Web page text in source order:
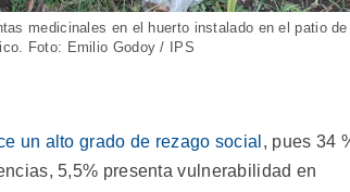
medicinales en el huerto instalado en el patio
Foto: Emilio Godoy / IPS
un alto grado de rezago social , pues 34
5,5% presenta vulnerabilidad en